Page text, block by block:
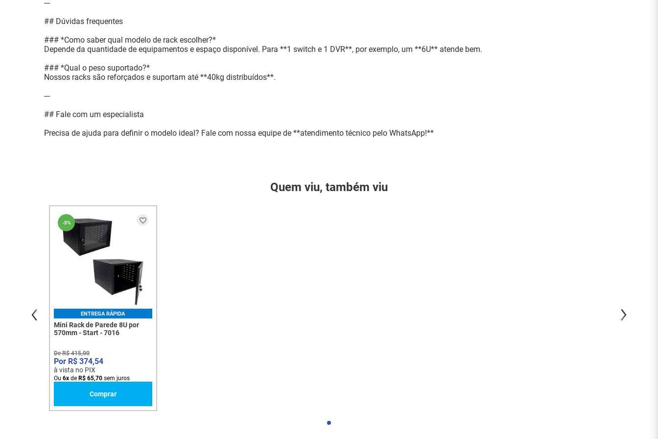
---
## Dúvidas frequentes
### *Como saber qual modelo de rack escolher?*
Depende da quantidade de equipamentos e espaço disponível. Para **1 switch e 1 DVR**, por exemplo, um **6U** atende bem.
### *Qual o peso suportado?*
Nossos racks são reforçados e suportam até **40kg distribuídos**.
---
## Fale com um especialista
Precisa de ajuda para definir o modelo ideal? Fale com nossa equipe de **atendimento técnico pelo WhatsApp!**
Quem viu, também viu
-5%
ENTREGA RÁPIDA
Mini Rack de Parede 8U por
570mm - Start - 7016
DeR$ 415,00
R$ 374,54
à vista no PIX
Ou 6x de R$ 65,70 sem juros
Comprar